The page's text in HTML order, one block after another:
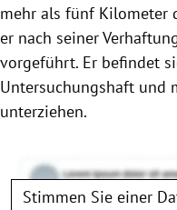
mehr als fünf Kilometer
er nach seiner
vorgeführt. Er befindet
Untersuchungshaft und
unterziehen.
Stimmen Sie einer